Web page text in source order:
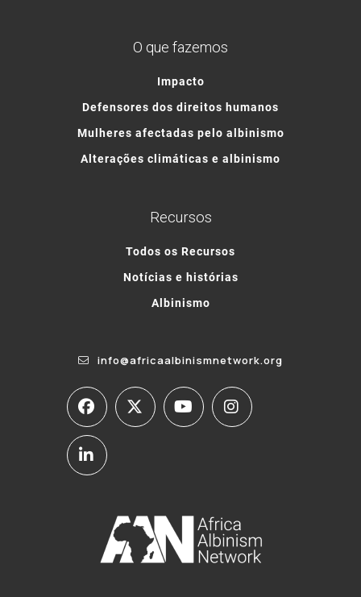
O que fazemos
Impacto
Defensores dos direitos humanos
Mulheres afectadas pelo albinismo
Alterações climáticas e albinismo
Recursos
Todos os Recursos
Notícias e histórias
Albinismo
info@africaalbinismnetwork.org